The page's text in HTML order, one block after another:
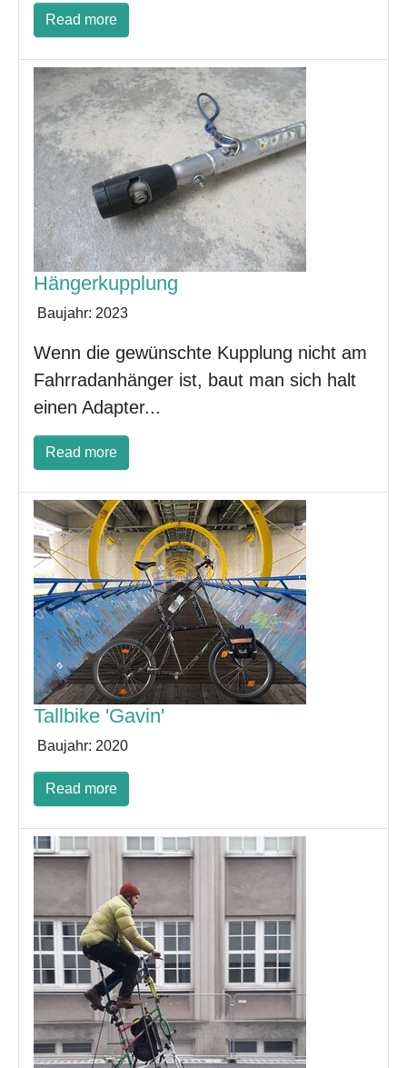
Read more
Hängerkupplung
Baujahr: 2023
Wenn die gewünschte Kupplung nicht am
Fahrradanhänger ist, baut man sich halt
einen Adapter...
Read more
Tallbike 'Gavin'
Baujahr: 2020
Read more